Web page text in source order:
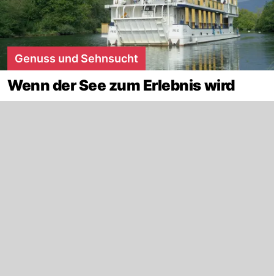
Genuss und Sehnsucht
Wenn der See zum Erlebnis wird